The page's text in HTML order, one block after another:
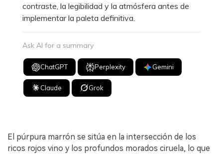
contraste, la legibilidad y la atmósfera antes de
implementar la paleta definitiva.
Ask AI for a summary
ChatGPT Perplexity Gemini
Claude Grok
El púrpura marrón se sitúa en la intersección de los
ricos rojos vino y los profundos morados ciruela, lo que